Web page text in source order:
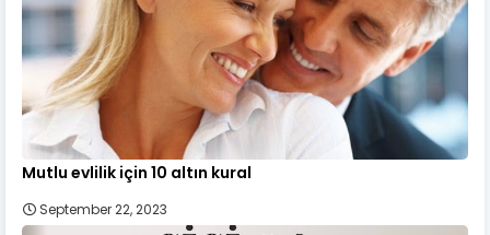
Mutlu evlilik için 10 altın kural
September 22, 2023